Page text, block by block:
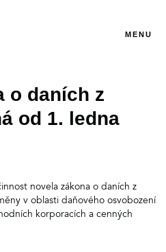
MENU
o daních z
od 1. ledna
novela zákona o daních z
v oblasti daňového osvobození
korporacích a cenných